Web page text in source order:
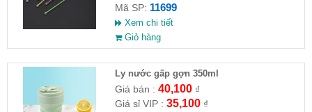
Mã SP: 11699
Xem chi tiết
Giỏ hàng
Ly nước gấp gợn 350ml
Giá bán : 40,100₫
Giá sỉ VIP : 35,100₫